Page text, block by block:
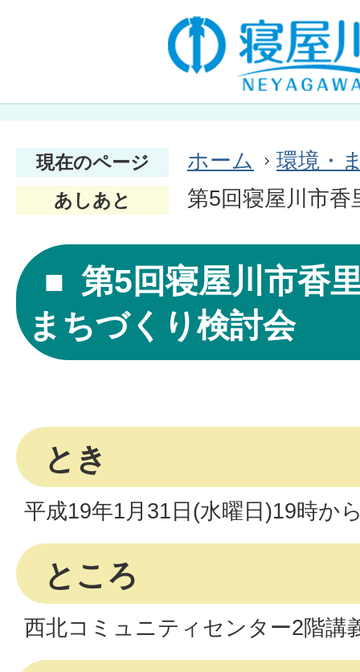
現在のページ ホーム 環境・
あしあと 第5回寝屋川市
第5回寝屋川市香
まちづくり検討会
とき
平成19年1月31日(水曜日)19時か
ところ
西北コミュニティセンター2階講